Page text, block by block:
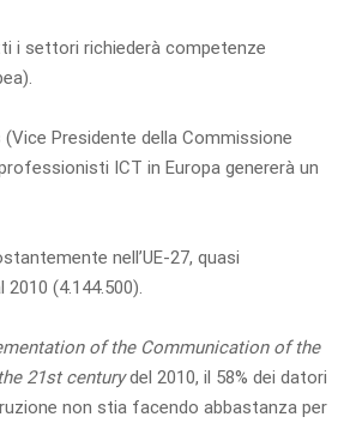
i settori richiederà competenze
Presidente della Commissione
ICT in Europa genererà un
nell’UE-27, quasi
(4.144.500).
of the Communication of the
21st centurydel 2010, il 58% dei datori
non stia facendo abbastanza per